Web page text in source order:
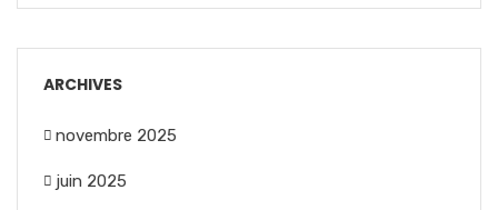
ARCHIVES
novembre 2025
juin 2025